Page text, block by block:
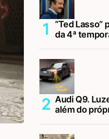
“Ted Lasso”
da 4ª
Audi Q9.
além do